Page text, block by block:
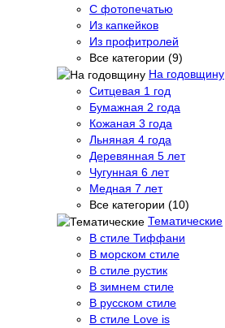
С фотопечатью
Из капкейков
Из профитролей
Все категории (9)
На годовщину
Ситцевая 1 год
Бумажная 2 года
Кожаная 3 года
Льняная 4 года
Деревянная 5 лет
Чугунная 6 лет
Медная 7 лет
Все категории (10)
Тематические
В стиле Тиффани
В морском стиле
В стиле рустик
В зимнем стиле
В русском стиле
В стиле Love is